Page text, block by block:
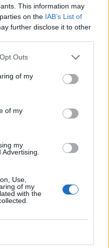
This information may
on the IAB’s List of
further disclose it to other
Outs
of my
of my
my
Use,
of my
with the
di teatro
di